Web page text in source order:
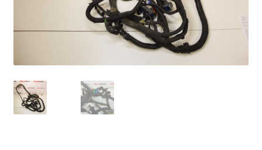
Obchodné podmienky
Platby